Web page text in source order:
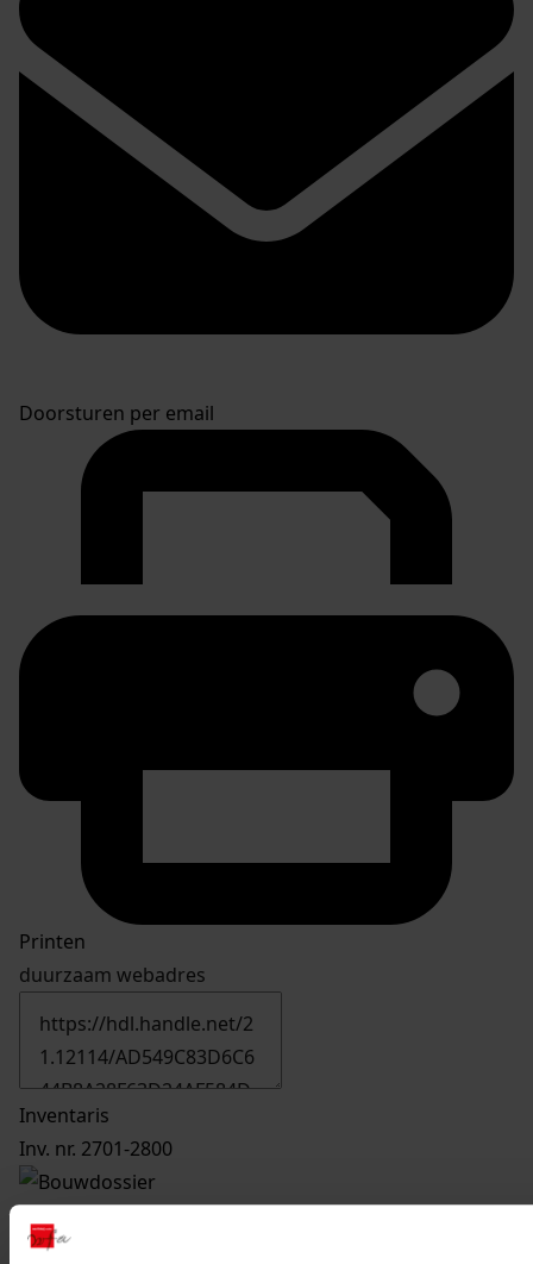
Doorsturen per email
Printen
duurzaam webadres
Inventaris
Inv. nr. 2701-2800
2701Vernieuwen / veranderen van bijkeuken, 1992-
1992